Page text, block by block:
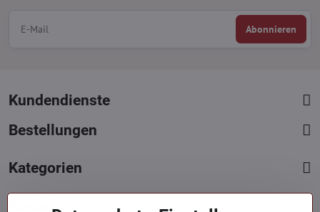
Abonnieren
Kundendienste
Bestellungen
Kategorien
Kontakte